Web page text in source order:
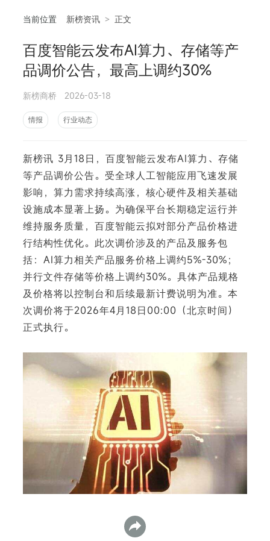
当前位置 新榜资讯 > 正文
百度智能云发布AI算力、存储等产
品调价公告，最高上调约30%
新榜商桥 2026-03-18
情报 行业动态
新榜讯 3月18日，百度智能云发布AI算力、存储
等产品调价公告。受全球人工智能应用飞速发展
影响，算力需求持续高涨，核心硬件及相关基础
设施成本显著上扬。为确保平台长期稳定运行并
维持服务质量，百度智能云拟对部分产品价格进
行结构性优化。此次调价涉及的产品及服务包
括：AI算力相关产品服务价格上调约5%-30%；
并行文件存储等价格上调约30%。具体产品规格
及价格将以控制台和后续最新计费说明为准。本
次调价将于2026年4月18日00:00（北京时间）
正式执行。